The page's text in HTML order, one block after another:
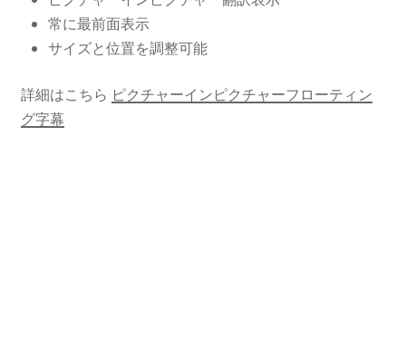
常に最前面表示
サイズと位置を調整可能
詳細はこちら ピクチャーインピクチャーフローティン
グ字幕